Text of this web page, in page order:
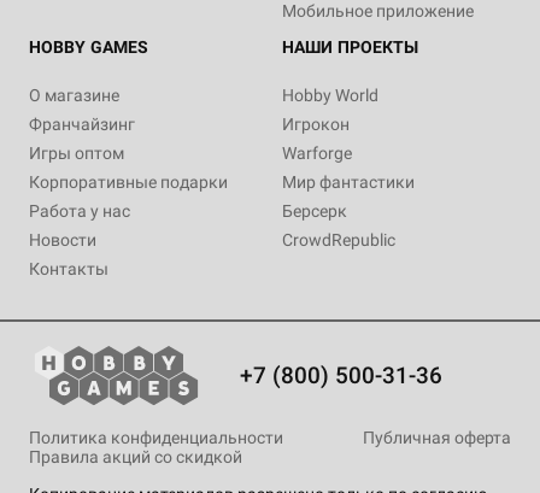
Мобильное приложение
HOBBY GAMES
О магазине
Франчайзинг
Игры оптом
Корпоративные подарки
Работа у нас
Новости
Контакты
НАШИ ПРОЕКТЫ
Hobby World
Игрокон
Warforge
Мир фантастики
Берсерк
CrowdRepublic
+7 (800) 500-31-36
Политика конфиденциальности
Публичная оферта
Правила акций со скидкой